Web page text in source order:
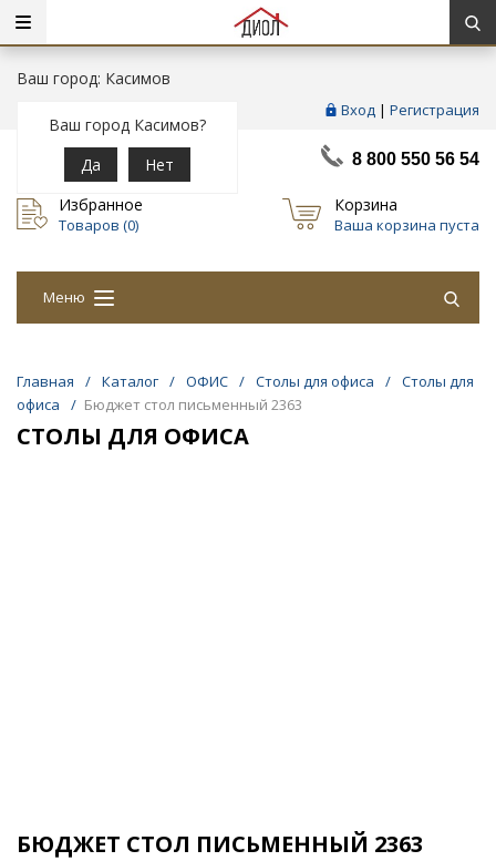
Ваш город: Касимов
Ваш город Касимов?
Да
Нет
Вход | Регистрация
8 800 550 56 54
Избранное
Товаров (0)
Корзина
Ваша корзина пуста
Меню
Главная / Каталог / ОФИС / Столы для офиса / Столы для
офиса
/ Бюджет стол письменный 2363
СТОЛЫ ДЛЯ ОФИСА
БЮДЖЕТ СТОЛ ПИСЬМЕННЫЙ 2363